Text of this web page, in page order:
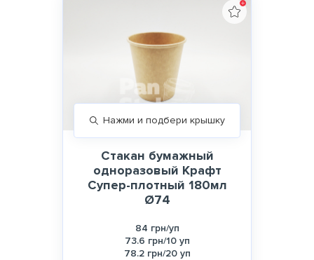
Нажми и подбери крышку
Стакан бумажный
одноразовый Крафт
Супер-плотный 180мл
Ø74
84 грн/уп
73.6 грн/10 уп
78.2 грн/20 уп